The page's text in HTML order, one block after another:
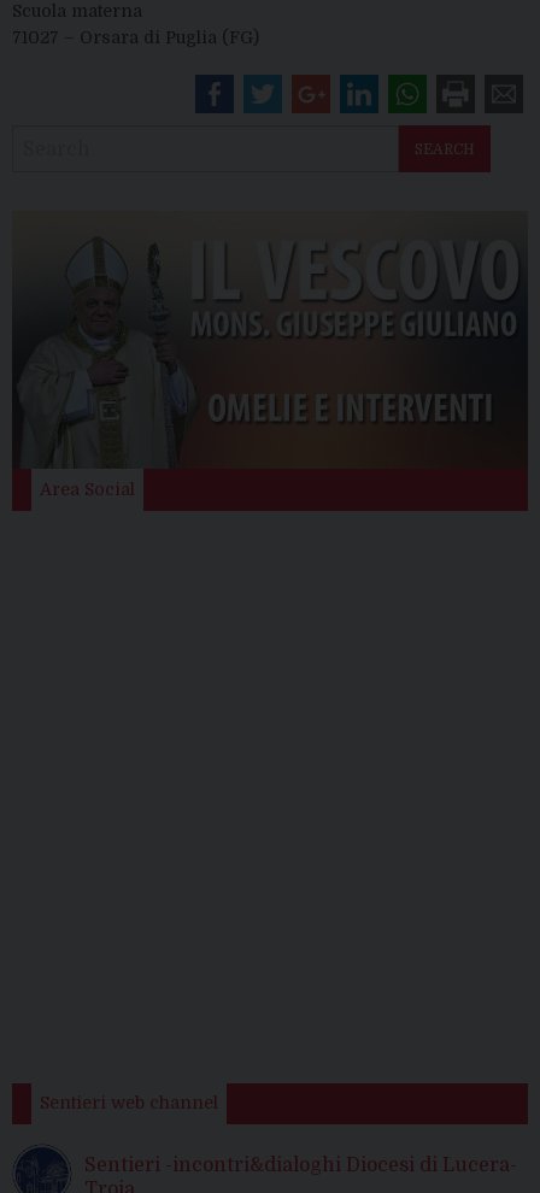
Scuola materna
71027 – Orsara di Puglia (FG)
SEARCH
Area Social
Sentieri web channel
Sentieri -incontri&dialoghi Diocesi di Lucera-